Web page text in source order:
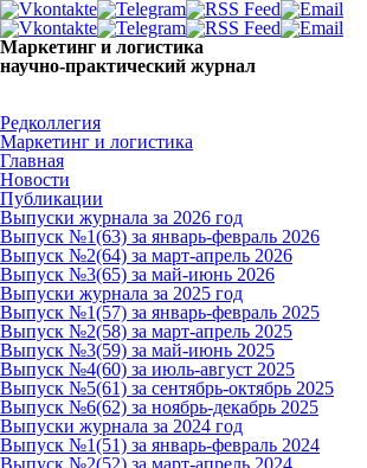
Маркетинг и логистика
научно-практический журнал
Редколлегия
Маркетинг и логистика
Главная
Новости
Публикации
Выпуски журнала за 2026 год
Выпуск №1(63) за январь-февраль 2026
Выпуск №2(64) за март-апрель 2026
Выпуск №3(65) за май-июнь 2026
Выпуски журнала за 2025 год
Выпуск №1(57) за январь-февраль 2025
Выпуск №2(58) за март-апрель 2025
Выпуск №3(59) за май-июнь 2025
Выпуск №4(60) за июль-август 2025
Выпуск №5(61) за сентябрь-октябрь 2025
Выпуск №6(62) за ноябрь-декабрь 2025
Выпуски журнала за 2024 год
Выпуск №1(51) за январь-февраль 2024
Выпуск №2(52) за март-апрель 2024